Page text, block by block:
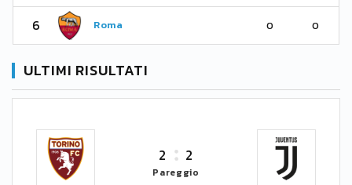
6 Roma 0 0
ULTIMI RISULTATI
2 2
Pareggio